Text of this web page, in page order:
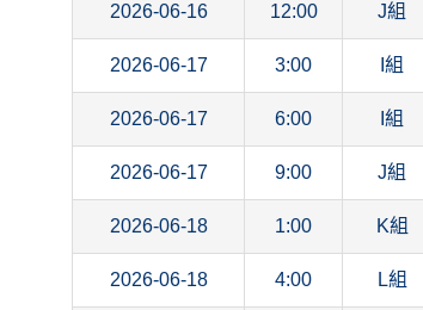
2026-06-16 12:00 J組
2026-06-17 3:00 I組
2026-06-17 6:00 I組
2026-06-17 9:00 J組
2026-06-18 1:00 K組
2026-06-18 4:00 L組